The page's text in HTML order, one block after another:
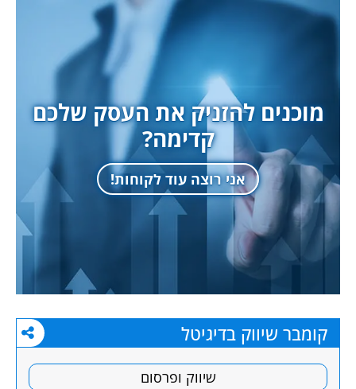
מוכנים להזניק את העסק שלכם
קדימה?
אני רוצה עוד לקוחות!
קומבר שיווק בדיגיטל
שיווק ופרסום